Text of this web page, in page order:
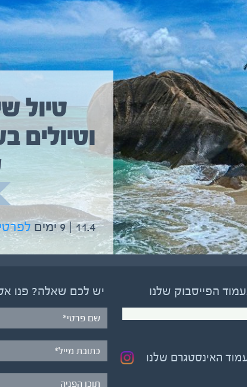
טיול
וטיולים
11.4 | 9 ימים
טיול שייט מקיף איסלנד
בהדרכת גיל יניב
5.6 | 12 ימים לפרטים והרשמה
הפייסבוק שלנו
האינסטגרם שלנו
יש לכם שאלה? פנו